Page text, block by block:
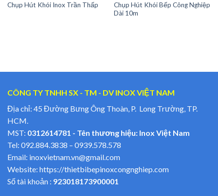
Chụp Hút Khói Inox Trần Thấp
Chụp Hút Khói Bếp Công Nghiệp
Dài 10m
CÔNG TY TNHH SX - TM - DV INOX VIỆT NAM
Địa chỉ: 45 Đường Bưng Ông Thoàn, P. Long Trường, TP.
HCM.
MST: 0312614781 - Tên thương hiệu: Inox Việt Nam
Tel: 092.884.3838 – 0939.578.578
Email: inoxvietnam.vn@gmail.com
Website: https://thietbibepinoxcongnghiep.com
Số tài khoản : 923018173900001